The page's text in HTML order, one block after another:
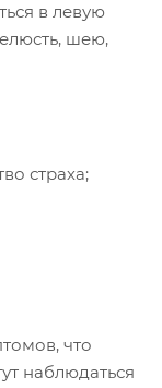
в левую
шею,
страха;
что
наблюдаться